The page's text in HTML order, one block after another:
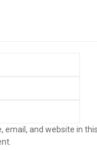
email, and website in